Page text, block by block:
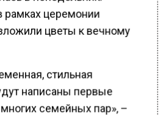
рамках церемонии
цветы к вечному
стильная
написаны первые
семейных пар», –